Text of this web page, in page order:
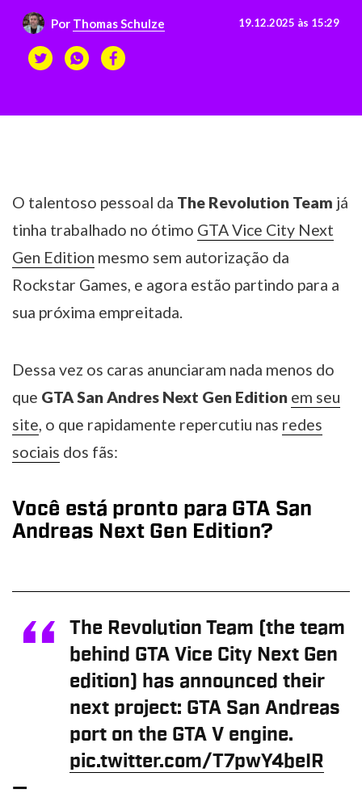
Por Thomas Schulze 19.12.2025 às 15:29
O talentoso pessoal da The Revolution Team já
tinha trabalhado no ótimo GTA Vice City Next
Gen Edition mesmo sem autorização da
Rockstar Games, e agora estão partindo para a
sua próxima empreitada.
Dessa vez os caras anunciaram nada menos do
que GTA San Andres Next Gen Edition em seu
site, o que rapidamente repercutiu nas redes
sociais dos fãs:
Você está pronto para GTA San
Andreas Next Gen Edition?
The Revolution Team (the team
behind GTA Vice City Next Gen
edition) has announced their
next project: GTA San Andreas
port on the GTA V engine.
pic.twitter.com/T7pwY4beIR
—